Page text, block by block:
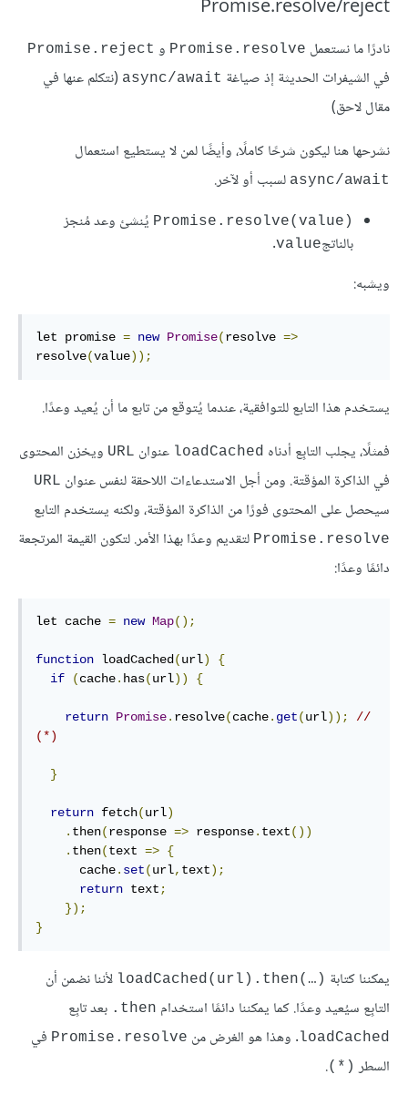
نادرًا ما نستعمل Promise.resolve و Promise.reject
في الشيفرات الحديثة إذ صياغة async/await (نتكلم عنها في
مقال لاحق)
نشرحها هنا ليكون شرحًا كاملًا، وأيضًا لمن لا يستطيع استعمال
async/await لسبب أو لآخر.
Promise.resolve(value)‎ يُنشئ وعد مُنجز
بالناتجvalue
.
ويشبه:
let promise = new Promise(resolve =>
resolve(value));
يستخدم هذا التابع للتوافقية، عندما يُتوقع من تابع ما أن يُعيد وعدًا.
فمثلًا، يجلب التابِع أدناه loadCached عنوان URL ويخزن المحتوى
في الذاكرة المؤقتة. ومن أجل الاستدعاءات اللاحقة لنفس عنوان URL
سيحصل على المحتوى فورًا من الذاكرة المؤقتة، ولكنه يستخدم التابع
Promise.resolve لتقديم وعدًا بهذا الأمر. لتكون القيمة المرتجعة
دائمًا وعدًا:
let cache = new Map();
function loadCached (url)
{
if
(cache. has(url)) {
return Promise. resolve(cache. get(url));
//
(*)
}
return fetch(url)
. then(response => response. text())
. then(text => {
      cache
. set(url, text);
return text ;
});
}
يمكننا كتابة loadCached(url).then(…)‎ لأننا نضمن أن
التابِع سيُعيد وعدًا. كما يمكننا دائمًا استخدام ‎.then بعد تابِع
loadCached. وهذا هو الغرض من Promise.resolve في
السطر (*)
.